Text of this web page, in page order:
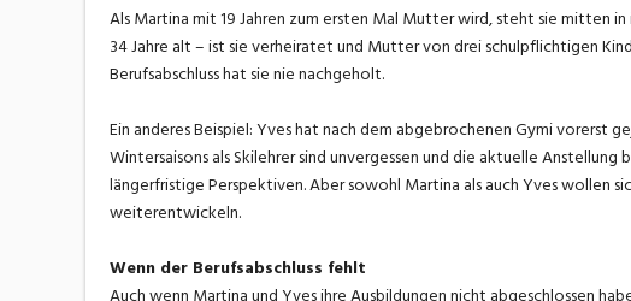
Als Martina mit 19 Jahren zum ersten Mal Mutter wird, steht sie mitten
34 Jahre alt – ist sie verheiratet und Mutter von drei schulpflichtigen
Berufsabschluss hat sie nie nachgeholt.
Ein anderes Beispiel: Yves hat nach dem abgebrochenen Gymi vorerst
Wintersaisons als Skilehrer sind unvergessen und die aktuelle
längerfristige Perspektiven. Aber sowohl Martina als auch Yves wollen
weiterentwickeln.
Wenn der Berufsabschluss fehlt